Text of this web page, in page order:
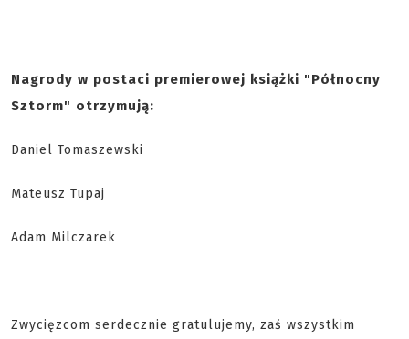
Nagrody w postaci premierowej książki "Północny
Sztorm" otrzymują:
Daniel Tomaszewski
Mateusz Tupaj
Adam Milczarek
Zwycięzcom serdecznie gratulujemy, zaś wszystkim